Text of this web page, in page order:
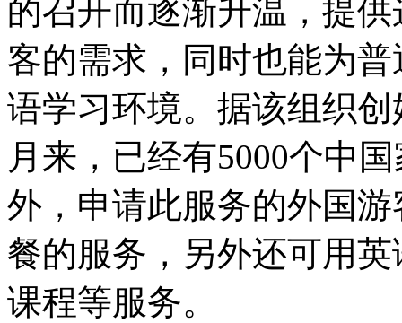
的召开而逐渐升温，提
客的需求，同时也能为
语学习环境。据该组织
月来，已经有5000个中
外，申请此服务的外国
餐的服务，另外还可用
课程等服务。